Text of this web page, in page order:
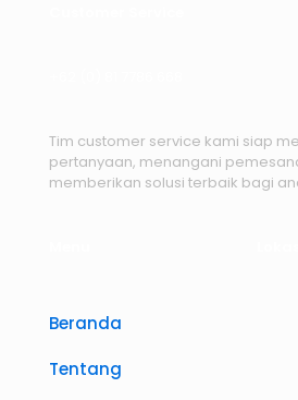
Tim customer service kami siap
pertanyaan, menangani
memberikan solusi terbaik bagi
Beranda
Tentang